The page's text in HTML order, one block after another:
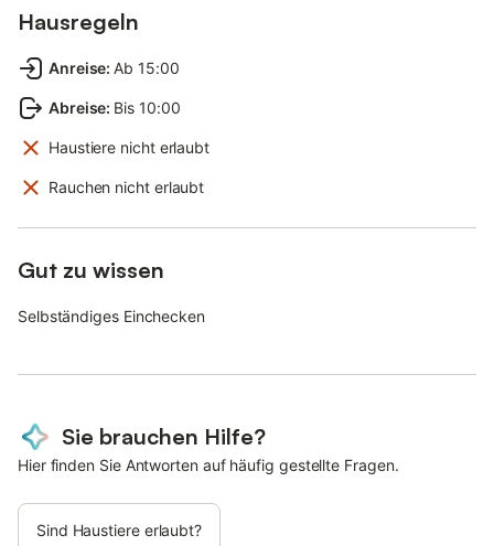
Hausregeln
Anreise: Ab 15:00
Abreise: Bis 10:00
Haustiere nicht erlaubt
Rauchen nicht erlaubt
Gut zu wissen
Selbständiges Einchecken
Sie brauchen Hilfe?
Hier finden Sie Antworten auf häufig gestellte Fragen.
Sind Haustiere erlaubt?